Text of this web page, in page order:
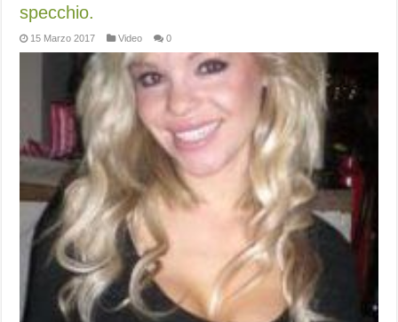
specchio.
15 Marzo 2017 Video 0